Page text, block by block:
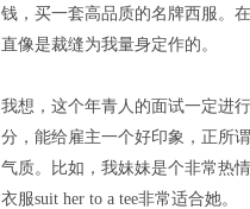
钱，买一套高品质的名牌西服。
直像是裁缝为我量身定作的。
我想，这个年青人的面试一定进
分，能给雇主一个好印象，正所
气质。比如，我妹妹是个非常热
衣服suit her to a tee非常适合她。